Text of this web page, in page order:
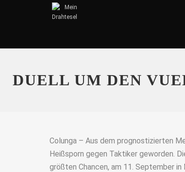
DUELL UM DEN
Colunga – Aus dem prognostizierten
Heißsporn gegen Taktiker geworden.
größten Chancen, am 11. September